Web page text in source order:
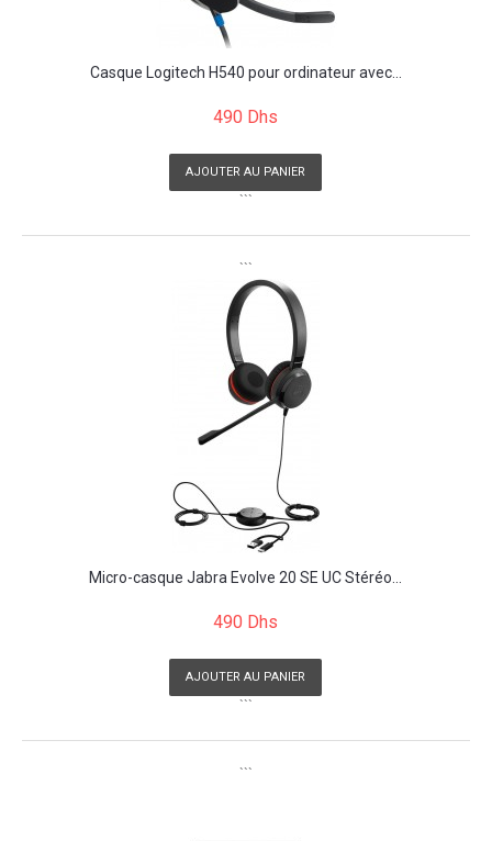
Casque Logitech H540 pour ordinateur avec...
490 Dhs
AJOUTER AU PANIER
```
```
Micro-casque Jabra Evolve 20 SE UC Stéréo...
490 Dhs
AJOUTER AU PANIER
```
```